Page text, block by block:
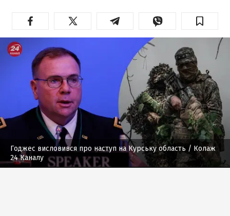
Годжес висловився про наступ на Курську область / Колаж
24 Каналу